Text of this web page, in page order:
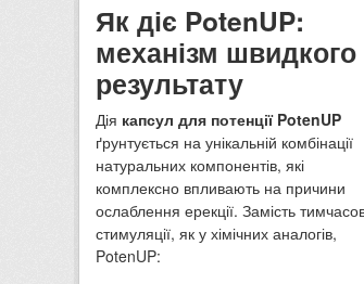
Як діє PotenUP:
механізм швидкого
результату
Дія капсул для потенції PotenUP
ґрунтується на унікальній комбінації
натуральних компонентів, які
комплексно впливають на причини
ослаблення ерекції. Замість
стимуляції, як у хімічних аналогів,
PotenUP: